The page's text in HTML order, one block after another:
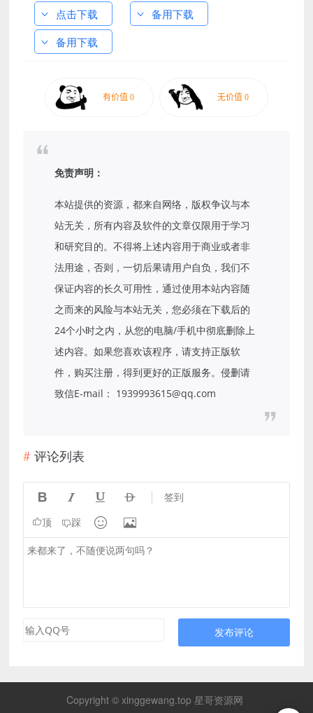
点击下载
备用下载
备用下载
免责声明：
本站提供的资源，都来自网络，版权争议与本
站无关，所有内容及软件的文章仅限用于学习
和研究目的。不得将上述内容用于商业或者非
法用途，否则，一切后果请用户自负，我们不
保证内容的长久可用性，通过使用本站内容随
之而来的风险与本站无关，您必须在下载后的
24个小时之内，从您的电脑/手机中彻底删除上
述内容。如果您喜欢该程序，请支持正版软
件，购买注册，得到更好的正版服务。侵删请
致信E-mail： 1939993615@qq.com
评论列表
    签到
顶 踩  
发布评论
Copyright © xinggewang.top 星哥资源网